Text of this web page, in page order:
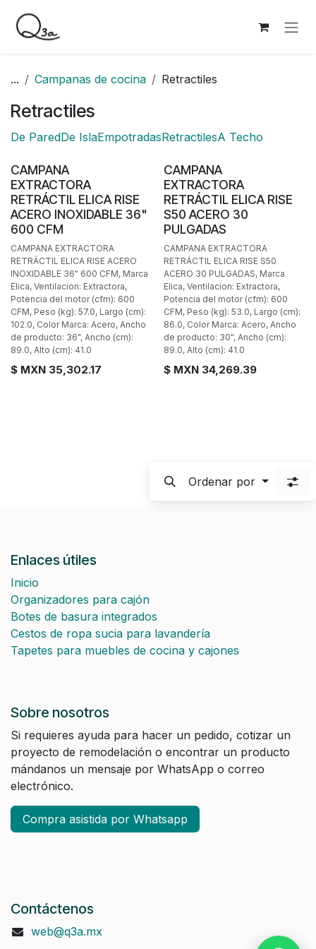
... Campanas de cocina Retractiles
Retractiles
De ParedDe IslaEmpotradasRetractilesA Techo
BAJO PEDIDO
CAMPANA
EXTRACTORA
RETRÁCTIL ELICA RISE
ACERO INOXIDABLE 36"
600 CFM
CAMPANA EXTRACTORA
RETRÁCTIL ELICA RISE ACERO
INOXIDABLE 36" 600 CFM, Marca
Elica, Ventilacion: Extractora,
Potencia del motor (cfm): 600
CFM, Peso (kg): 57.0, Largo (cm):
102.0, Color Marca: Acero, Ancho
de producto: 36", Ancho (cm):
89.0, Alto (cm): 41.0
$ MXN 35,302.17
CAMPANA
EXTRACTORA
RETRÁCTIL ELICA RISE
S50 ACERO 30
PULGADAS
CAMPANA EXTRACTORA
RETRÁCTIL ELICA RISE S50
ACERO 30 PULGADAS, Marca
Elica, Ventilacion: Extractora,
Potencia del motor (cfm): 600
CFM, Peso (kg): 53.0, Largo (cm):
86.0, Color Marca: Acero, Ancho
de producto: 30", Ancho (cm):
89.0, Alto (cm): 41.0
$ MXN 34,269.39
Ordenar por
Enlaces útiles
Inicio
Organizadores para cajón
Botes de basura integrados
Cestos de ropa sucia para lavandería
Tapetes para muebles de cocina y cajones
Sobre nosotros
Si requieres ayuda para hacer un pedido, cotizar un
proyecto de remodelación o encontrar un producto
mándanos un mensaje por WhatsApp o correo
electrónico.
Compra asistida por Whatsapp
Contáctenos
web@q3a.mx